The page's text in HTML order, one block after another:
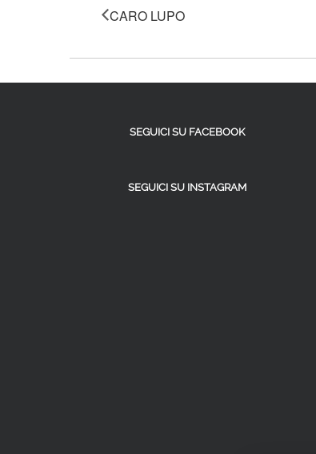
CARO LUPO
SEGUICI SU FACEBOOK
SEGUICI SU INSTAGRAM